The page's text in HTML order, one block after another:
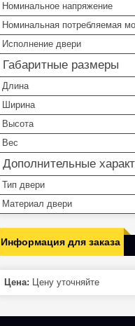
Номинальное напряжение
Номинальная потребляемая
Исполнение двери
Габаритные размеры
Длина
Ширина
Высота
Вес
Дополнительные
Тип двери
Материал двери
Информация для заказа
Цена: Цену уточняйте